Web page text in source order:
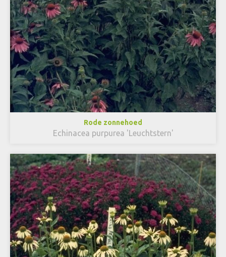
Rode zonnehoed
Echinacea purpurea 'Leuchtstern'